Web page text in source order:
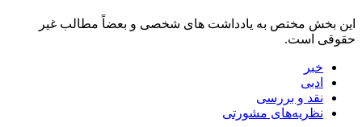
مختص به یادداشت های شخصی و بعضاً مطالب غیر
است.
نقد و بررسی
نظریه‌های مشورتی